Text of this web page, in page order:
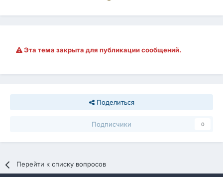
Эта тема закрыта для публикации сообщений.
Поделиться
Подписчики 0
Перейти к списку вопросов